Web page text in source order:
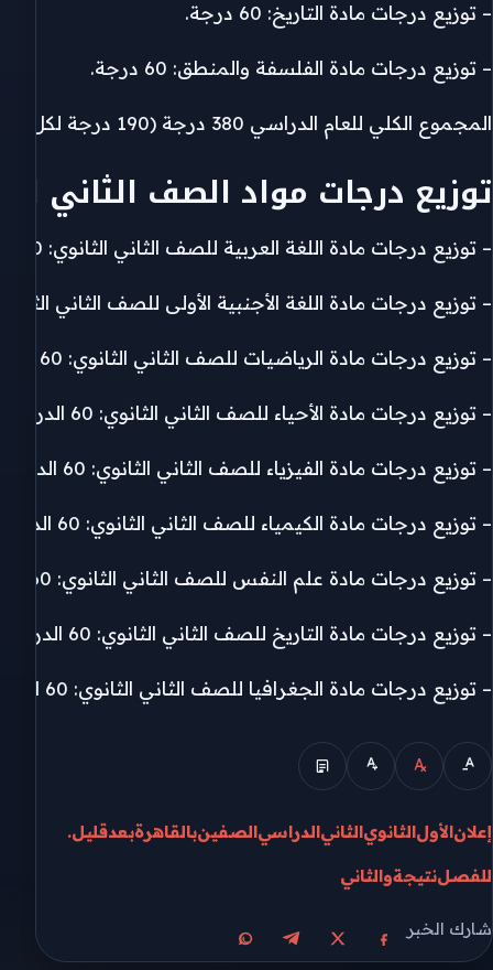
– توزيع درجات مادة التاريخ: 60 درجة.
– توزيع درجات مادة الفلسفة والمنطق: 60 درجة.
المجموع الكلي للعام الدراسي 380 درجة (190 درجة لكل فصل دراسي).
توزيع درجات مواد الصف الثاني
– توزيع درجات مادة اللغة العربية للصف الثاني الثانوي: 80 الدرجة الكبرى.
– توزيع درجات مادة اللغة الأجنبية الأولى للصف الثاني الثانوي: 60 الدرجة
– توزيع درجات مادة الرياضيات للصف الثاني الثانوي: 60 الدرجة الكبرى.
– توزيع درجات مادة الأحياء للصف الثاني الثانوي: 60 الدرجة الكبرى.
– توزيع درجات مادة الفيزياء للصف الثاني الثانوي: 60 الدرجة الكبرى.
– توزيع درجات مادة الكيمياء للصف الثاني الثانوي: 60 الدرجة الكبرى.
– توزيع درجات مادة علم النفس للصف الثاني الثانوي: 60 الدرجة الكبرى.
– توزيع درجات مادة التاريخ للصف الثاني الثانوي: 60 الدرجة الكبرى.
– توزيع درجات مادة الجغرافيا للصف الثاني الثانوي: 60 الدرجة الكبرى.
إعلانالأولالثانويالثانيالدراسيالصفينبالقاهرةبعدقليل.
للفصلنتيجةوالثاني
شارك الخبر
مشاركة على فيسبوك
مشاركة على Xمشاركة على تيليجرام
مشاركة على واتساب